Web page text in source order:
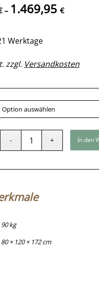
– 1.469,95 €
Werktage
zzgl. Versandkosten
In den
90 kg
80 × 120 × 172 cm